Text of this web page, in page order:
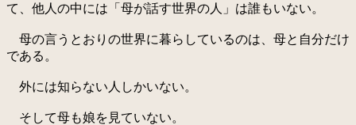
て、他人の中には「母が話す世界の人」は誰もいない。
母の言うとおりの世界に暮らしているのは、母と自分だけ
である。
外には知らない人しかいない。
そして母も娘を見ていない。